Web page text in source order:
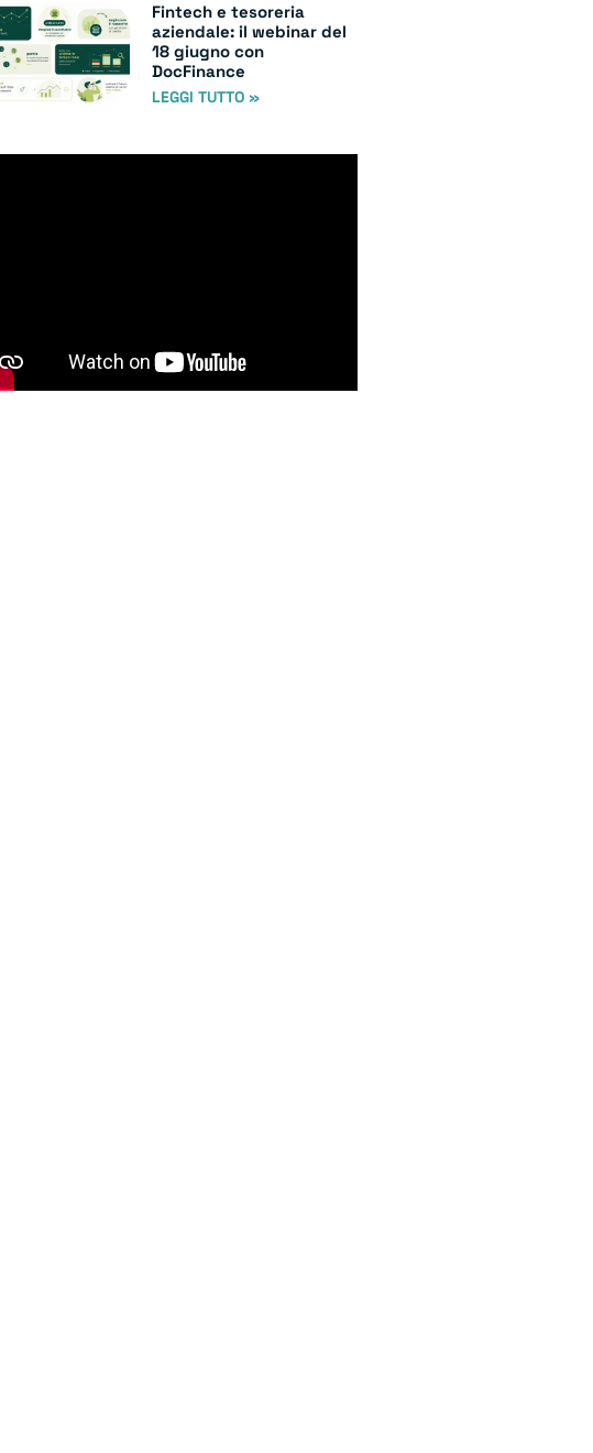
Fintech e tesoreria
aziendale: il webinar del
18 giugno con
DocFinance
LEGGI TUTTO »